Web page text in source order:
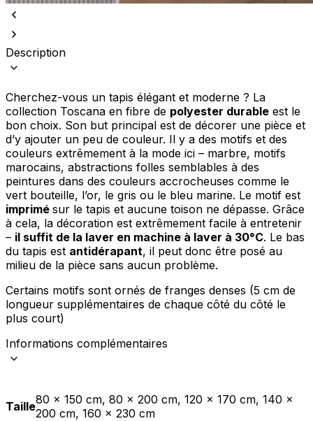
Description
Cherchez-vous un tapis élégant et moderne ? La
collection Toscana en fibre de polyester durable est le
bon choix. Son but principal est de décorer une pièce et
d’y ajouter un peu de couleur. Il y a des motifs et des
couleurs extrêmement à la mode ici – marbre, motifs
marocains, abstractions folles semblables à des
peintures dans des couleurs accrocheuses comme le
vert bouteille, l’or, le gris ou le bleu marine. Le motif est
imprimé sur le tapis et aucune toison ne dépasse. Grâce
à cela, la décoration est extrêmement facile à entretenir
– il suffit de la laver en machine à laver à 30°C. Le bas
du tapis est antidérapant, il peut donc être posé au
milieu de la pièce sans aucun problème.
Certains motifs sont ornés de franges denses (5 cm de
longueur supplémentaires de chaque côté du côté le
plus court)
Informations complémentaires
Taille80 x 150 cm, 80 x 200 cm, 120 x 170 cm, 140 x
200 cm, 160 x 230 cm